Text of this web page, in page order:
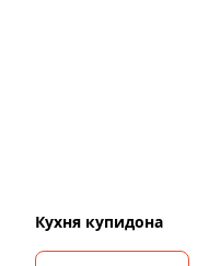
Кухня купидона